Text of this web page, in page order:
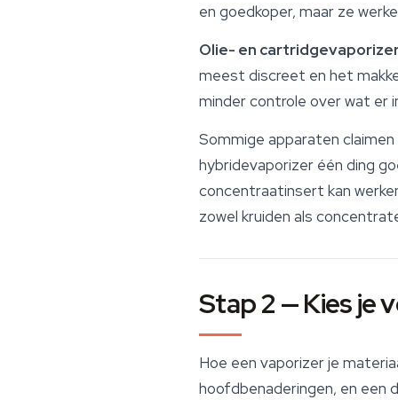
en goedkoper, maar ze
Olie- en
meest discreet en het
minder controle over wat er
Sommige apparaten
hybridevaporizer één ding
concentraatinsert kan
zowel kruiden als
Stap 2 — Kies je
Hoe een vaporizer je
hoofdbenaderingen, en een